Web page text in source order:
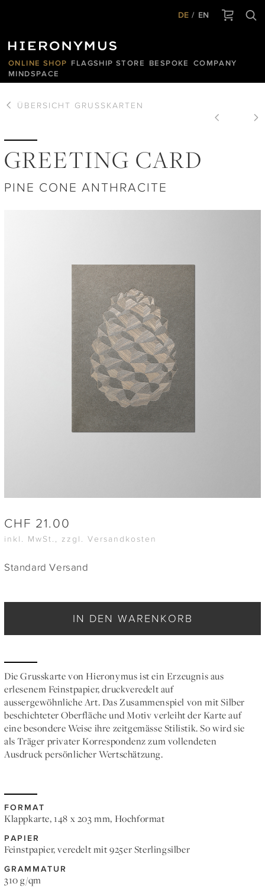
DE EN
ONLINE SHOP FLAGSHIP STORE BESPOKE
COMPANY
MINDSPACE
ÜBERSICHT GRUSSKARTEN
GREETING CARD
PINE CONE ANTHRACITE
CHF 21.00
inkl. MwSt., zzgl. Versandkosten
Standard Versand
IN DEN WARENKORB
Die Grusskarte von Hieronymus ist ein Erzeugnis aus
erlesenem Feinstpapier, druckveredelt auf
aussergewöhnliche Art. Das Zusammenspiel von mit Silber
beschichteter Oberfläche und Motiv verleiht der Karte auf
eine besondere Weise ihre zeitgemässe Stilistik. So wird sie
als Träger privater Korrespondenz zum vollendeten
Ausdruck persönlicher Wertschätzung.
FORMAT
Klappkarte, 148 x 203 mm, Hochformat
PAPIER
Feinstpapier, veredelt mit 925er Sterlingsilber
GRAMMATUR
310 g/qm